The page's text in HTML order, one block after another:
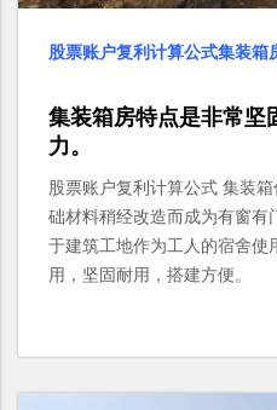
股票账户复利计算公式集装箱
集装箱房特点是非常坚
力。
股票账户复利计算公式 集装
础材料稍经改造而成为有窗有
于建筑工地作为工人的宿舍使
用，坚固耐用，搭建方便。